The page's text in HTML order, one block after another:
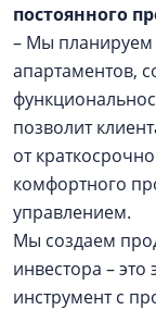
постоянного
– Мы планируем
апартаментов,
позволит
от
комфортного
управлением.
Мы создаем
инвестора –
инструмент с